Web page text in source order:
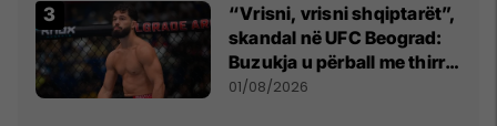
“Vrisni, vrisni shqiptarët”,
skandal në UFC Beograd:
Buzukja u përball me thirrje
anti-shqiptare nga
01/08/2026